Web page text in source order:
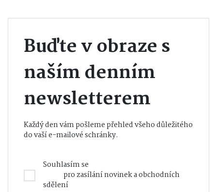
Buďte v obraze s
naším denním
newsletterem
Každý den vám pošleme přehled všeho důležitého
do vaší e-mailové schránky.
Souhlasím se
pro zasílání novinek a obchodních
sdělení